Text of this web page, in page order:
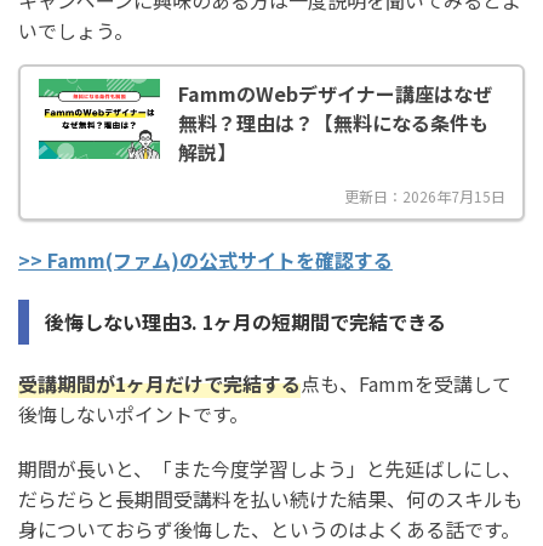
いでしょう。
FammのWebデザイナー講座はなぜ
無料？理由は？【無料になる条件も
解説】
更新日：2026年7月15日
>> Famm(ファム)の公式サイトを確認する
後悔しない理由3. 1ヶ月の短期間で完結できる
受講期間が1ヶ月だけで完結する点も、Fammを受講して
後悔しないポイントです。
期間が長いと、「また今度学習しよう」と先延ばしにし、
だらだらと長期間受講料を払い続けた結果、何のスキルも
身についておらず後悔した、というのはよくある話です。